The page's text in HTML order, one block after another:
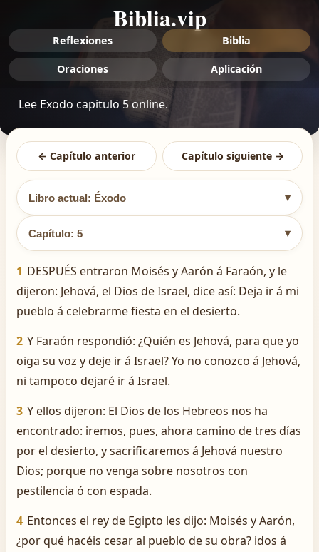
Biblia.vip
Reflexiones Biblia
Oraciones Aplicación
Lee Exodo capitulo 5 online.
← Capítulo anterior Capítulo siguiente →
Libro actual: Éxodo ▾
Capítulo: 5 ▾
1 DESPUÉS entraron Moisés y Aarón á Faraón, y le
dijeron: Jehová, el Dios de Israel, dice así: Deja ir á mi
pueblo á celebrarme fiesta en el desierto.
2 Y Faraón respondió: ¿Quién es Jehová, para que yo
oiga su voz y deje ir á Israel? Yo no conozco á Jehová,
ni tampoco dejaré ir á Israel.
3 Y ellos dijeron: El Dios de los Hebreos nos ha
encontrado: iremos, pues, ahora camino de tres días
por el desierto, y sacrificaremos á Jehová nuestro
Dios; porque no venga sobre nosotros con
pestilencia ó con espada.
4 Entonces el rey de Egipto les dijo: Moisés y Aarón,
¿por qué hacéis cesar al pueblo de su obra? idos á